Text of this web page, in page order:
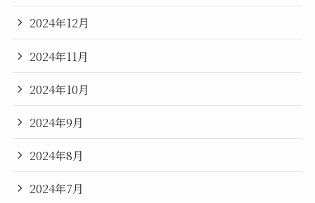
2024年12月
2024年11月
2024年10月
2024年9月
2024年8月
2024年7月